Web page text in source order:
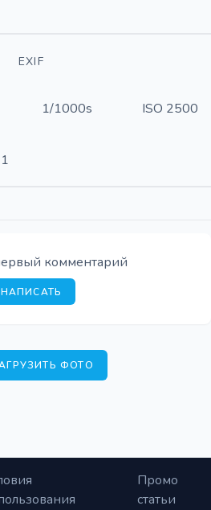
EXIF
1/1000s
ISO 2500
комментарий
НАПИСАТЬ
ФОТО
Промо
статьи